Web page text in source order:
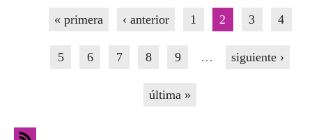
« primera ‹ anterior 1 2 3 4
5 6 7 8 9 … siguiente ›
última »